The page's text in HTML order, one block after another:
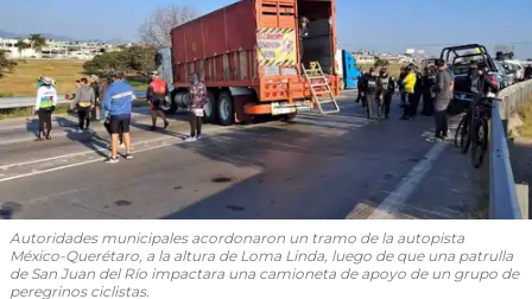
Autoridades municipales acordonaron un tramo de la autopista
México-Querétaro, a la altura de Loma Linda, luego de que una patrulla
de San Juan del Río impactara una camioneta de apoyo de un grupo de
peregrinos ciclistas.